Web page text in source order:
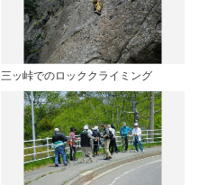
三ッ峠でのロッククライミング